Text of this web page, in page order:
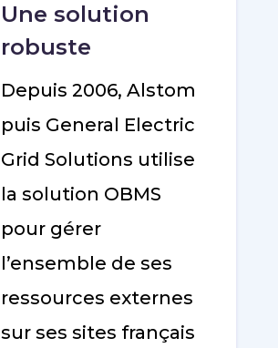
Une solution
robuste
Depuis 2006, Alstom
puis General Electric
Grid Solutions utilise
la solution OBMS
pour gérer
l’ensemble de ses
ressources externes
sur ses sites français